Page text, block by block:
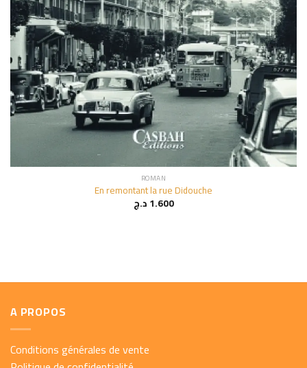
ROMAN
En remontant la rue Didouche
1.600د.ج
A PROPOS
Conditions générales de vente